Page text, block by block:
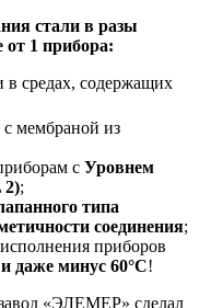
стали в разы
от 1 прибора:
в средах, содержащих
мембраной из
с Уровнем
2);
типа
соединения;
приборов
даже минус 60°С!
«ЭЛЕМЕР» сделал